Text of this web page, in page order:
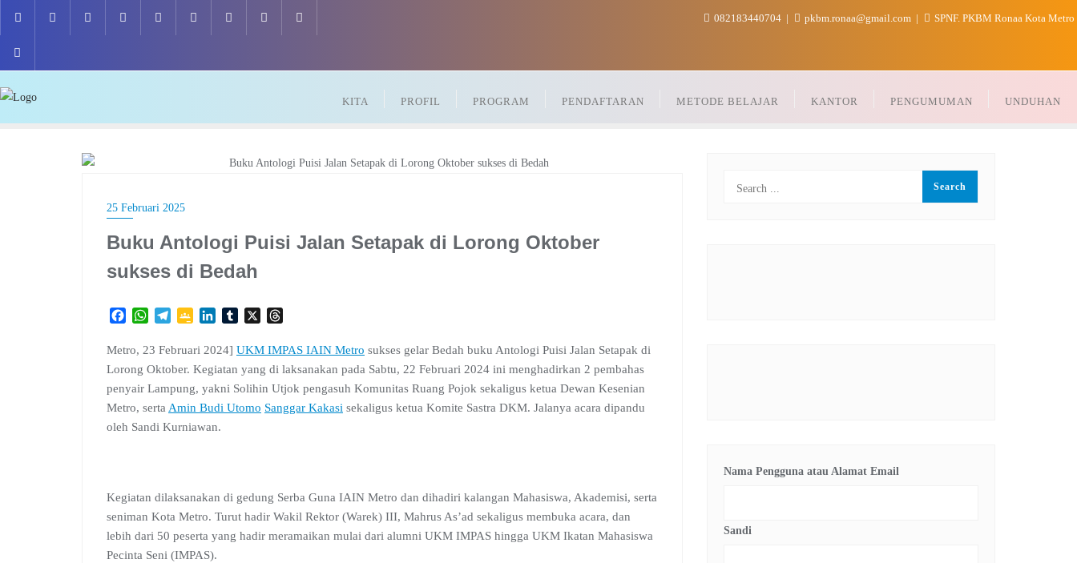
content
082183440704 pkbm.ronaa@gmail.com SPNF. PKBM Ronaa Kota Metro
KITA PROFIL PROGRAM PENDAFTARAN METODE BELAJAR KANTOR PENGUMUMAN UNDUHAN
25 Februari 2025
Buku Antologi Puisi Jalan Setapak di Lorong Oktober
sukses di Bedah
c
o
o
k
W
a
t
A
p
p
l
e
r
a
m
G
o
g
e
C
l
o
m
n
k
d
I
n
m
r
X
r
e
d
s
Metro, 23 Februari 2024] UKM IMPAS IAIN Metro sukses gelar Bedah buku Antologi Puisi Jalan Setapak di
Lorong Oktober. Kegiatan yang di laksanakan pada Sabtu, 22 Februari 2024 ini menghadirkan 2 pembahas
penyair Lampung, yakni Solihin Utjok pengasuh Komunitas Ruang Pojok sekaligus ketua Dewan Kesenian
Metro, sertaAmin Budi Utomo Sanggar Kakasi sekaligus ketua Komite Sastra DKM. Jalanya acara dipandu
oleh Sandi Kurniawan.
Kegiatan dilaksanakan di gedung Serba Guna IAIN Metro dan dihadiri kalangan Mahasiswa, Akademisi, serta
seniman Kota Metro. Turut hadir Wakil Rektor (Warek) III, Mahrus As’ad sekaligus membuka acara, dan
lebih dari 50 peserta yang hadir meramaikan mulai dari alumni UKM IMPAS hingga UKM Ikatan Mahasiswa
Pecinta Seni (IMPAS).
Nama Pengguna atau Alamat Email
Sandi